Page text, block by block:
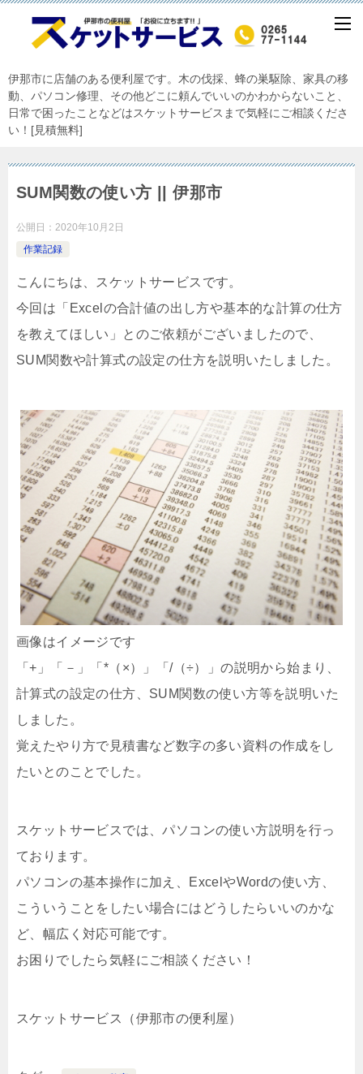
伊那市に店舗のある便利屋です。木の伐採、蜂の巣駆除、家具の移
動、パソコン修理、その他どこに頼んでいいのかわからないこと、
日常で困ったことなどはスケットサービスまで気軽にご相談くださ
い！[見積無料]
SUM関数の使い方 || 伊那市
公開日： 2020年10月2日
作業記録
こんにちは、スケットサービスです。
今回は「Excelの合計値の出し方や基本的な計算の仕方
を教えてほしい」とのご依頼がございましたので、
SUM関数や計算式の設定の仕方を説明いたしました。
画像はイメージです
「+」「－」「*（×）」「/（÷）」の説明から始まり、
計算式の設定の仕方、SUM関数の使い方等を説明いた
しました。
覚えたやり方で見積書など数字の多い資料の作成をし
たいとのことでした。
スケットサービスでは、パソコンの使い方説明を行っ
ております。
パソコンの基本操作に加え、ExcelやWordの使い方、
こういうことをしたい場合にはどうしたらいいのかな
ど、幅広く対応可能です。
お困りでしたら気軽にご相談ください！
スケットサービス（伊那市の便利屋）